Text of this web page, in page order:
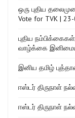
ஒரு புதிய
Vote for TVK |
புதிய
வாழ்க்கை
இனிய தமிழ்
ஈஸ்டர் திருநாள்
ஈஸ்டர் திருநாள்